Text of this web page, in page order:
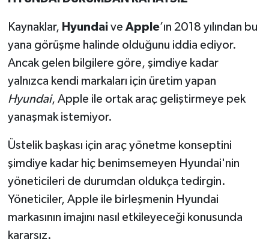
Kaynaklar, Hyundai ve Apple’ın 2018 yılından bu
yana görüşme halinde olduğunu iddia ediyor.
Ancak gelen bilgilere göre, şimdiye kadar
yalnızca kendi markaları için üretim yapan
Hyundai, Apple ile ortak araç geliştirmeye pek
yanaşmak istemiyor.
Üstelik başkası için araç yönetme konseptini
şimdiye kadar hiç benimsemeyen Hyundai'nin
yöneticileri de durumdan oldukça tedirgin.
Yöneticiler, Apple ile birleşmenin Hyundai
markasının imajını nasıl etkileyeceği konusunda
kararsız.